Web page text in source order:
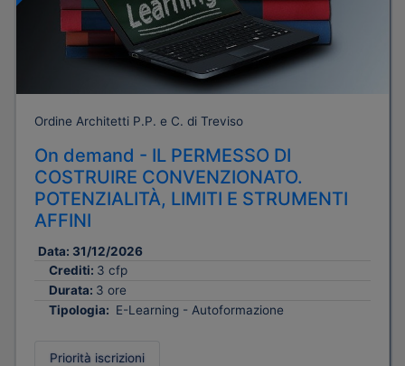
Ordine Architetti P.P. e C. di Treviso
On demand - IL PERMESSO DI
COSTRUIRE CONVENZIONATO.
POTENZIALITÀ, LIMITI E STRUMENTI
AFFINI
Data: 31/12/2026
Crediti: 3 cfp
Durata: 3 ore
Tipologia: E-Learning - Autoformazione
Priorità iscrizioni